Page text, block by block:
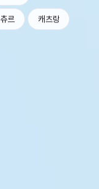
츄르 캐츠랑